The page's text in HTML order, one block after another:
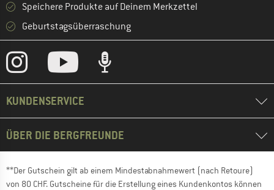
Speichere Produkte auf Deinem Merkzettel
Geburtstagsüberraschung
KUNDENSERVICE
ÜBER DIE BERGFREUNDE
**Der Gutschein gilt ab einem Mindestabnahmewert (nach Retoure)
von 80 CHF. Gutscheine für die Erstellung eines Kundenkontos können